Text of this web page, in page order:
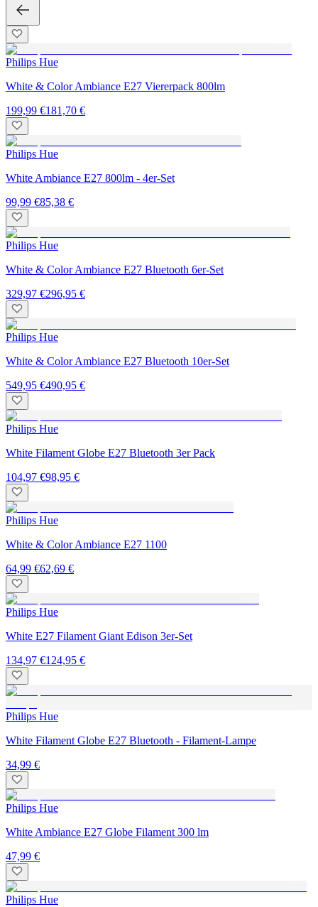
Philips Hue
White & Color Ambiance E27 Viererpack 800lm
199,99 €181,70 €
Philips Hue
White Ambiance E27 800lm - 4er-Set
99,99 €85,38 €
Philips Hue
White & Color Ambiance E27 Bluetooth 6er-Set
329,97 €296,95 €
Philips Hue
White & Color Ambiance E27 Bluetooth 10er-Set
549,95 €490,95 €
Philips Hue
White Filament Globe E27 Bluetooth 3er Pack
104,97 €98,95 €
Philips Hue
White & Color Ambiance E27 1100
64,99 €62,69 €
Philips Hue
White E27 Filament Giant Edison 3er-Set
134,97 €124,95 €
Philips Hue
White Filament Globe E27 Bluetooth - Filament-Lampe
34,99 €
Philips Hue
White Ambiance E27 Globe Filament 300 lm
47,99 €
Philips Hue